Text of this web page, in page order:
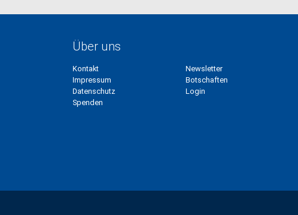
Über uns
Kontakt
Impressum
Datenschutz
Spenden
Newsletter
Botschaften
Login